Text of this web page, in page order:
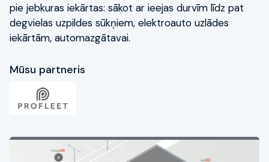
Join TSG
pie jebkuras iekārtas: sākot ar ieejas durvīm līdz pat
degvielas uzpildes sūkņiem, elektroauto uzlādes
iekārtām, automazgātavai.
Mūsu partneris